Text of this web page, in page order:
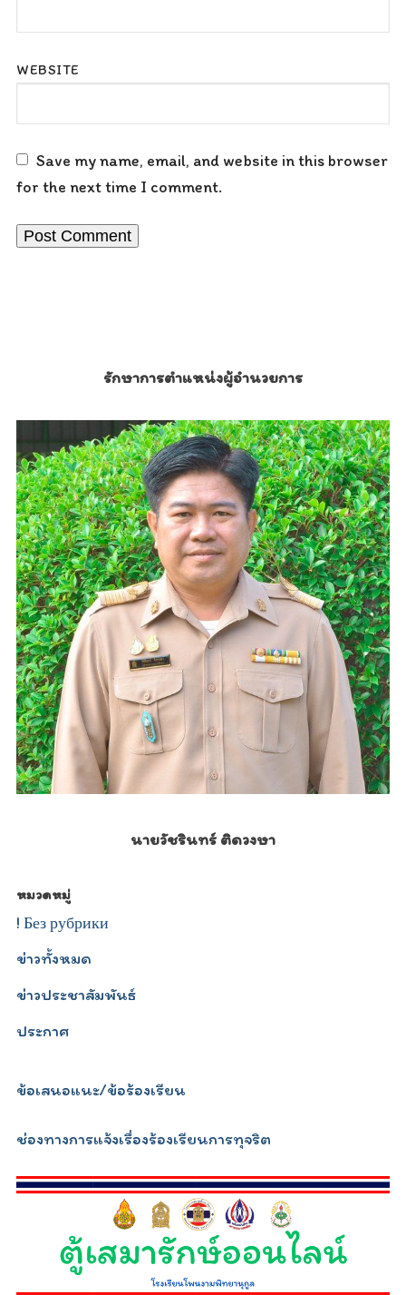
WEBSITE
Save my name, email, and website in this browser
for the next time I comment.
รักษาการตำแหน่งผู้อำนวยการ
นายวัชรินทร์ ติดวงษา
หมวดหมู่
! Без рубрики
ข่าวทั้งหมด
ข่าวประชาสัมพันธ์
ประกาศ
ข้อเสนอแนะ/ข้อร้องเรียน
ช่องทางการแจ้งเรื่องร้องเรียนการทุจริต